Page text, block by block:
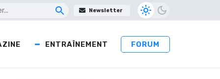
Newsletter
ENTRAÎNEMENT FORUM